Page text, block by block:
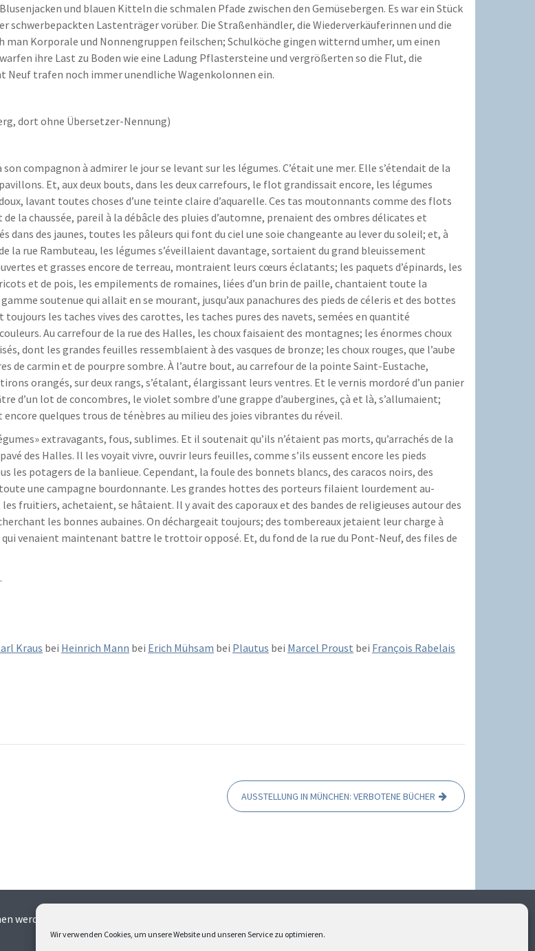
Wir verwenden Cookies, um unsere Website und unseren Service zu optimieren.
und blauen Kitteln die schmalen Pfade zwischen den Gemüsebergen. Es war ein Stück
schwerbepackten Lastenträger vorüber. Die Straßenhändler, die Wiederverkäuferinnen und die
man Korporale und Nonnengruppen feilschen; Schulköche gingen witternd umher, um einen
ihre Last zu Boden wie eine Ladung Pflastersteine und vergrößerten so die Flut, die
Neuf trafen noch immer unendliche Wagenkolonnen ein.
dort ohne Übersetzer-Nennung)
compagnon à admirer le jour se levant sur les légumes. C’était une mer. Elle s’étendait de la
Et, aux deux bouts, dans les deux carrefours, le flot grandissait encore, les légumes
lavant toutes choses d’une teinte claire d’aquarelle. Ces tas moutonnants comme des flots
la chaussée, pareil à la débâcle des pluies d’automne, prenaient des ombres délicates et
des jaunes, toutes les pâleurs qui font du ciel une soie changeante au lever du soleil; et, à
la rue Rambuteau, les légumes s’éveillaient davantage, sortaient du grand bleuissement
et grasses encore de terreau, montraient leurs cœurs éclatants; les paquets d’épinards, les
et de pois, les empilements de romaines, liées d’un brin de paille, chantaient toute la
soutenue qui allait en se mourant, jusqu’aux panachures des pieds de céleris et des bottes
les taches vives des carottes, les taches pures des navets, semées en quantité
Au carrefour de la rue des Halles, les choux faisaient des montagnes; les énormes choux
dont les grandes feuilles ressemblaient à des vasques de bronze; les choux rouges, que l’aube
de carmin et de pourpre sombre. À l’autre bout, au carrefour de la pointe Saint-Eustache,
orangés, sur deux rangs, s’étalant, élargissant leurs ventres. Et le vernis mordoré d’un panier
d’un lot de concombres, le violet sombre d’une grappe d’aubergines, çà et là, s’allumaient;
quelques trous de ténèbres au milieu des joies vibrantes du réveil.
extravagants, fous, sublimes. Et il soutenait qu’ils n’étaient pas morts, qu’arrachés de la
des Halles. Il les voyait vivre, ouvrir leurs feuilles, comme s’ils eussent encore les pieds
potagers de la banlieue. Cependant, la foule des bonnets blancs, des caracos noirs, des
une campagne bourdonnante. Les grandes hottes des porteurs filaient lourdement au-
fruitiers, achetaient, se hâtaient. Il y avait des caporaux et des bandes de religieuses autour des
les bonnes aubaines. On déchargeait toujours; des tombereaux jetaient leur charge à
venaient maintenant battre le trottoir opposé. Et, du fond de la rue du Pont-Neuf, des files de
Kraus bei Heinrich Mann bei Erich Mühsam bei Plautus bei Marcel Proust bei François Rabelais
AUSSTELLUNG IN MÜNCHEN: VERBOTENE BÜCHER
werden. Alle Fotos und Texte sind urheberrechtlich geschützt. Bitte kontaktieren Sie mich,